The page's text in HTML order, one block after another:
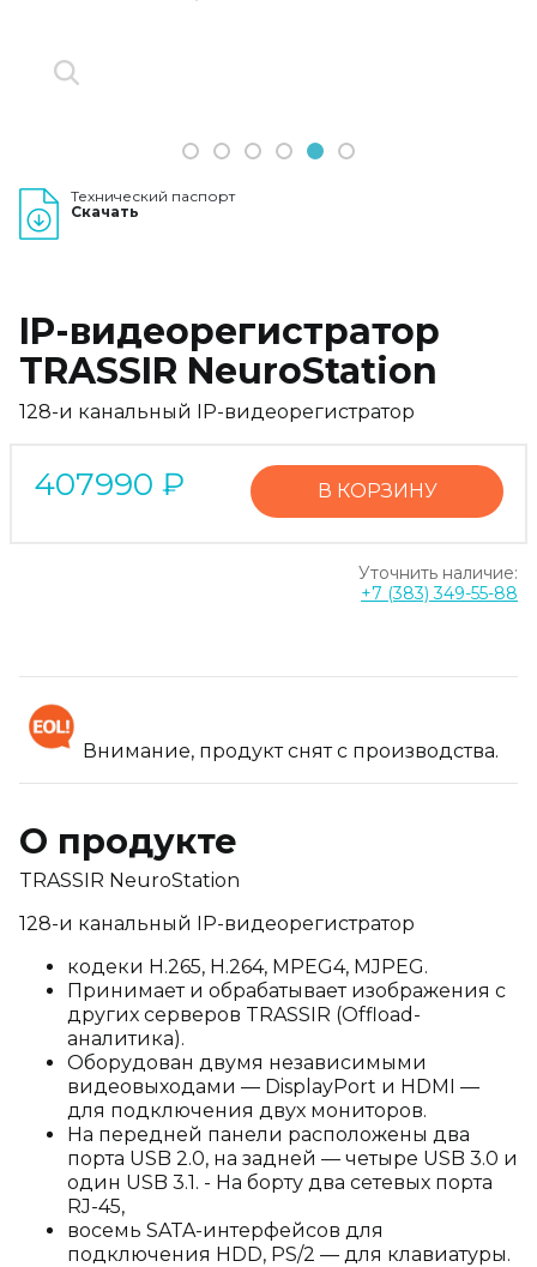
1 2 3 4 5 6
Технический паспорт
Скачать
IP-видеорегистратор
TRASSIR NeuroStation
128-и канальный IP-видеорегистратор
407990 ₽ В КОРЗИНУ
Уточнить наличие:
+7 (383) 349-55-88
Внимание, продукт снят с производства.
О продукте
TRASSIR NeuroStation
128-и канальный IP-видеорегистратор
кодеки H.265, Н.264, MPEG4, MJPEG.
Принимает и обрабатывает изображения с
других серверов TRASSIR (Offload-
аналитика).
Оборудован двумя независимыми
видеовыходами — DisplayPort и HDMI —
для подключения двух мониторов.
На передней панели расположены два
порта USB 2.0, на задней — четыре USB 3.0 и
один USB 3.1. - На борту два сетевых порта
RJ-45,
восемь SATA-интерфейсов для
подключения HDD, PS/2 — для клавиатуры.